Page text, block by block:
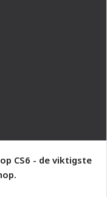
CS6 - de viktigste